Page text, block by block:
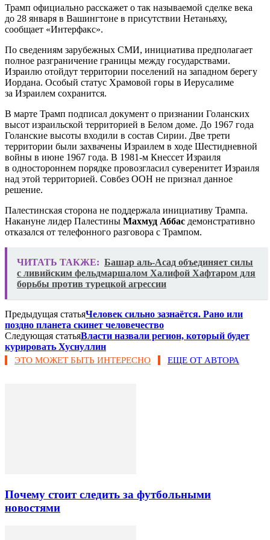
Трамп официально расскажет о так называемой сделке века
до 28 января в Вашингтоне в присутствии Нетаньяху,
сообщает «Интерфакс».
По сведениям зарубежных СМИ, инициатива предполагает
полное разграничение границы между государствами.
Израилю отойдут территории поселений на западном берегу
Иордана. Особый статус Храмовой горы в Иерусалиме
за Израилем сохранится.
В марте Трамп подписал документ о признании Голанских
высот израильской территорией в Белом доме. До 1967 года
Голанские высоты входили в состав Сирии. Две трети
территории были захвачены Израилем в ходе Шестидневной
войны в июне 1967 года. В 1981-м Кнессет Израиля
в одностороннем порядке провозгласил суверенитет Израиля
над этой территорией. Совбез ООН не признал данное
решение.
Палестинская сторона не поддержала инициативу Трампа.
Накануне лидер Палестины Махмуд Аббас демонстративно
отказался от телефонного разговора с Трампом.
ЧИТАТЬ ТАКЖЕ: Башар аль-Асад объединяет силы
с ливийским фельдмаршалом Халифой Хафтаром для
борьбы против турецкой агрессии
Предыдущая статьяЧеловек сильно зазнаётся. Рано или
поздно планета скинет человечество
Следующая статьяВласти назвали регион, который будет
курировать Хуснуллин
ЭТО МОЖЕТ БЫТЬ ИНТЕРЕСНО ЕЩЕ ОТ АВТОРА
Почему стоит следить за футбольными
новостями